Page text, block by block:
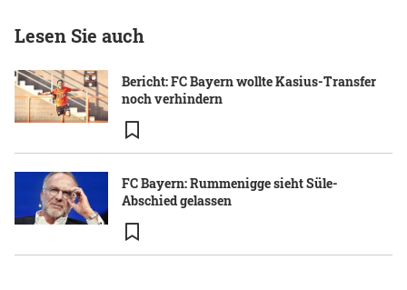
Lesen Sie auch
Bericht: FC Bayern wollte Kasius-Transfer
noch verhindern
FC Bayern: Rummenigge sieht Süle-
Abschied gelassen